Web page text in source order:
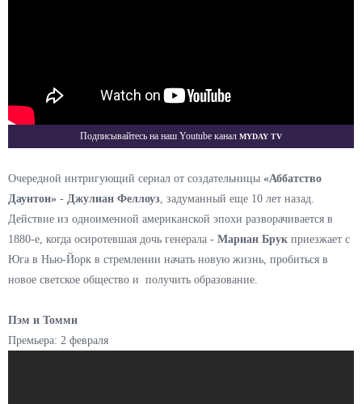
Подписывайтесь на наш Youtube канал Myday TV
Очередной интригующий сериал от создательницы «Аббатство
Даунтон» - Джулиан Феллоуз , задуманный еще 10 лет назад.
Действие из одноименной американской эпохи разворачивается в
1880-е, когда осиротевшая дочь генерала - Мариан Брук приезжает с
Юга в Нью-Йорк в стремлении начать новую жизнь, пробиться в
новое светское общество и получить образование.
Пэм и Томми
Премьера: 2 февраля